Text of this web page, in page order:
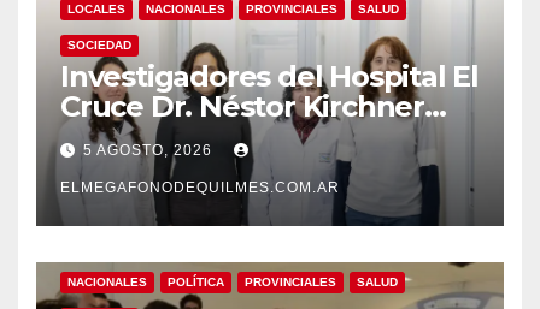
LOCALES NACIONALES PROVINCIALES SALUD
SOCIEDAD
Investigadores del Hospital El
Cruce Dr. Néstor Kirchner
desarrollan un estudio
pionero sobre el
envejecimiento cerebral y las
demencias
5 AGOSTO, 2026
ELMEGAFONODEQUILMES.COM.AR
NACIONALES POLÍTICA PROVINCIALES SALUD